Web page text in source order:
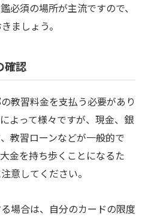
必須の場所が主流ですので、
ましょう。
確認
教習料金を支払う必要があり
よって様々ですが、現金、銀
教習ローンなどが一般的で
金を持ち歩くことになるた
意してください。
場合は、自分のカードの限度